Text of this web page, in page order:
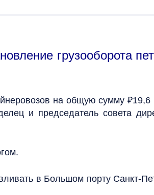
грузооборота
на общую сумму
и председатель совета
в Большом порту Санкт-